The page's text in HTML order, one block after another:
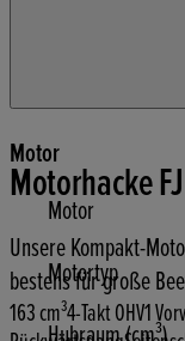
Motor
Motor
Motortyp
Motorhacke
Unsere Kompakt-
bestens für große
163 cm³4-Takt OHV1